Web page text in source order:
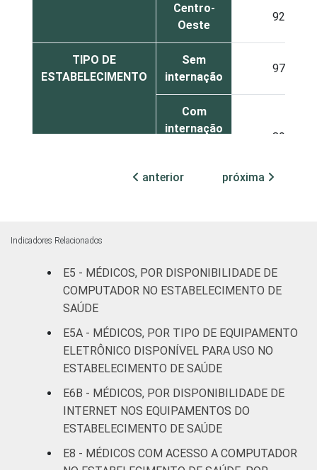
Centro-
Oeste
92
TIPO DE
ESTABELECIMENTO
Sem
internação
97
Com
internação
89
Serviço de
terapia
IDENTIFICAÇÃO DE
UNIDADE BÁSICA
UBS
Não UBS
anos
91
anterior próxima
Indicadores Relacionados
E5 - MÉDICOS, POR DISPONIBILIDADE DE
COMPUTADOR NO ESTABELECIMENTO DE
SAÚDE
E5A - MÉDICOS, POR TIPO DE EQUIPAMENTO
ELETRÔNICO DISPONÍVEL PARA USO NO
ESTABELECIMENTO DE SAÚDE
E6B - MÉDICOS, POR DISPONIBILIDADE DE
INTERNET NOS EQUIPAMENTOS DO
ESTABELECIMENTO DE SAÚDE
E8 - MÉDICOS COM ACESSO A COMPUTADOR